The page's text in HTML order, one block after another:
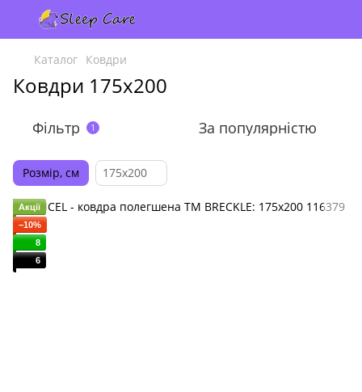
Каталог Ковдри
Ковдри 175x200
Фільтр 1 За популярністю
Розмір, см 175x200
Акції
−10%
8
6